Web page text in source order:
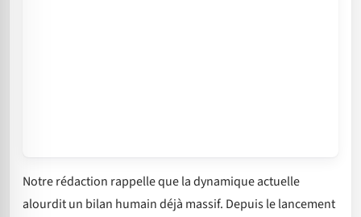
Notre rédaction rappelle que la dynamique actuelle
alourdit un bilan humain déjà massif. Depuis le lancement